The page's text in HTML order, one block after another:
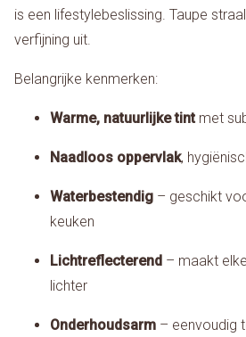
is een lifestylebeslissing. Taupe
verfijning uit.
Belangrijke kenmerken:
Warme, natuurlijke tintmet
Naadloos oppervlak,
Waterbestendig– geschikt
keuken
Lichtreflecterend– maakt
lichter
Onderhoudsarm– eenvoudig